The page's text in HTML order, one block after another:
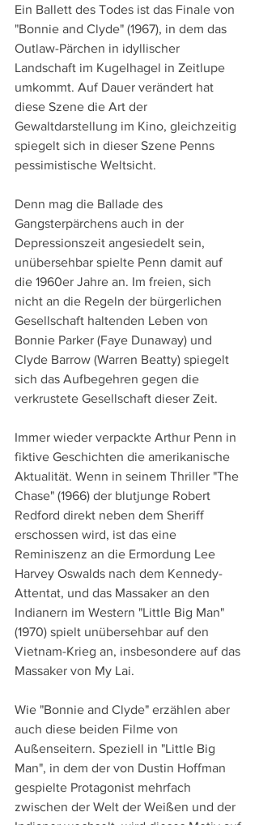
Ein Ballett des Todes ist das Finale von
"Bonnie and Clyde" (1967), in dem das
Outlaw-Pärchen in idyllischer
Landschaft im Kugelhagel in Zeitlupe
umkommt. Auf Dauer verändert hat
diese Szene die Art der
Gewaltdarstellung im Kino, gleichzeitig
spiegelt sich in dieser Szene Penns
pessimistische Weltsicht.
Denn mag die Ballade des
Gangsterpärchens auch in der
Depressionszeit angesiedelt sein,
unübersehbar spielte Penn damit auf
die 1960er Jahre an. Im freien, sich
nicht an die Regeln der bürgerlichen
Gesellschaft haltenden Leben von
Bonnie Parker (Faye Dunaway) und
Clyde Barrow (Warren Beatty) spiegelt
sich das Aufbegehren gegen die
verkrustete Gesellschaft dieser Zeit.
Immer wieder verpackte Arthur Penn in
fiktive Geschichten die amerikanische
Aktualität. Wenn in seinem Thriller "The
Chase" (1966) der blutjunge Robert
Redford direkt neben dem Sheriff
erschossen wird, ist das eine
Reminiszenz an die Ermordung Lee
Harvey Oswalds nach dem Kennedy-
Attentat, und das Massaker an den
Indianern im Western "Little Big Man"
(1970) spielt unübersehbar auf den
Vietnam-Krieg an, insbesondere auf das
Massaker von My Lai.
Wie "Bonnie and Clyde" erzählen aber
auch diese beiden Filme von
Außenseitern. Speziell in "Little Big
Man", in dem der von Dustin Hoffman
gespielte Protagonist mehrfach
zwischen der Welt der Weißen und der